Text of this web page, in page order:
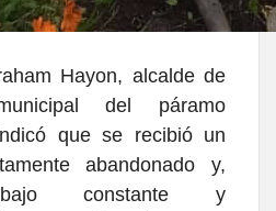
Hayon, alcalde de
del páramo
que se recibió un
abandonado y,
constante y